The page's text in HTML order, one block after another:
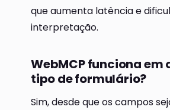
que aumenta latência e
interpretação.
WebMCP funciona em
tipo de formulário?
Sim, desde que os campos